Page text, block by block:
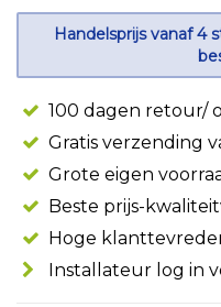
Handelsprijs vanaf 4
100 dagen retour/
Gratis verzending
Grote eigen
Beste prijs-
Hoge
Installateur log in